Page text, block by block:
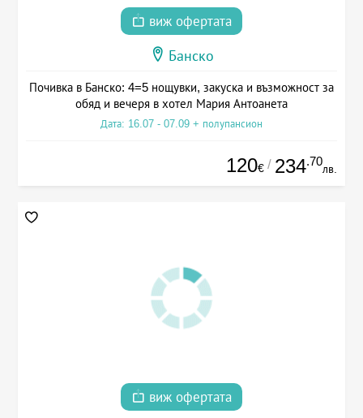
виж офертата
Банско
Почивка в Банско: 4=5 нощувки, закуска и възможност за
обяд и вечеря в хотел Мария Антоанета
Дата: 16.07 - 07.09 + полупансион
120€ / 234.70
лв.
виж офертата